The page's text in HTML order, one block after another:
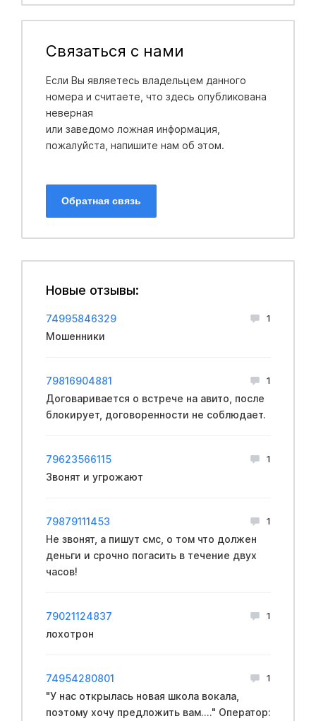
Связаться с нами
Если Вы являетесь владельцем данного
номера и считаете, что здесь опубликована
неверная
или заведомо ложная информация,
пожалуйста, напишите нам об этом.
Обратная связь
Новые отзывы:
74995846329 1
Мошенники
79816904881 1
Договаривается о встрече на авито, после
блокирует, договоренности не соблюдает.
79623566115 1
Звонят и угрожают
79879111453 1
Не звонят, а пишут смс, о том что должен
деньги и срочно погасить в течение двух
часов!
79021124837 1
лохотрон
74954280801 1
"У нас открылась новая школа вокала,
поэтому хочу предложить вам...." Оператор: